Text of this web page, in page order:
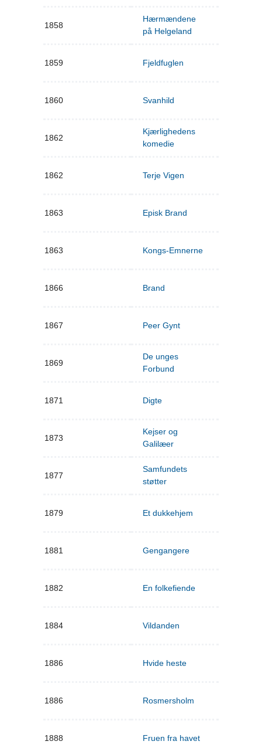
1858
Hærmændene
på Helgeland
1859 Fjeldfuglen
1860 Svanhild
1862
Kjærlighedens
komedie
1862 Terje Vigen
1863 Episk Brand
1863 Kongs-Emnerne
1866 Brand
1867 Peer Gynt
1869
De unges
Forbund
1871 Digte
1873
Kejser og
Galilæer
1877
Samfundets
støtter
1879 Et dukkehjem
1881 Gengangere
1882 En folkefiende
1884 Vildanden
1886 Hvide heste
1886 Rosmersholm
1888 Fruen fra havet